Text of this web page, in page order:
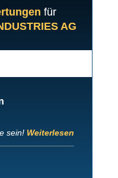
für
AG
sein! Weiterlesen